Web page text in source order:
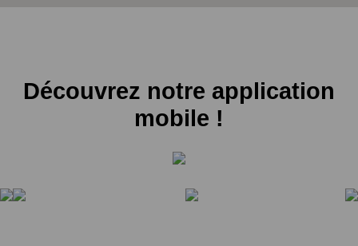
Découvrez notre application
mobile !